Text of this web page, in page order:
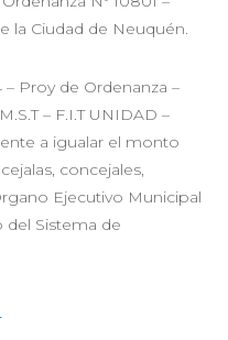
la Ciudad de Neuquén.
– Proy de Ordenanza –
– F.I.T UNIDAD –
a igualar el monto
concejales,
Ejecutivo Municipal
del Sistema de